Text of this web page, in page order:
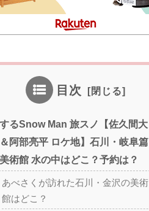
目次
るSnow Man 旅スノ【佐久間大
阿部亮平 ロケ地】石川・岐阜篇
術館 水の中はどこ？予約は？
あべさくが訪れた石川・金沢の美術
館はどこ？